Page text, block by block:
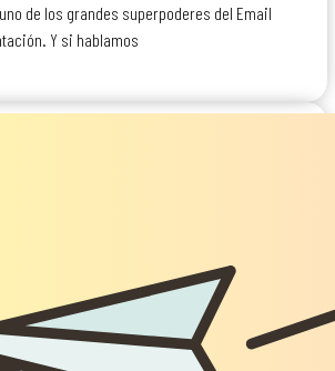
de los grandes superpoderes del Email
Y si hablamos